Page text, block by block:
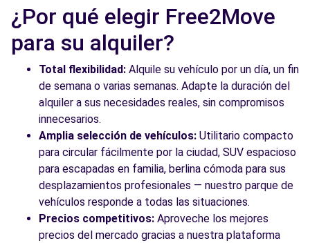
Free2Move Rent - AUTOMARES - Sevilla
(O)
9.2
Calle Jardín de la Isla
Sevilla, AN, 41014
Ver agencia
Ver todas las agencias
¿Por qué elegir Free2Move
para su alquiler?
Total flexibilidad: Alquile su vehículo por un día, un fin
de semana o varias semanas. Adapte la duración del
alquiler a sus necesidades reales, sin compromisos
innecesarios.
Amplia selección de vehículos: Utilitario compacto
para circular fácilmente por la ciudad, SUV espacioso
para escapadas en familia, berlina cómoda para sus
desplazamientos profesionales — nuestro parque de
vehículos responde a todas las situaciones.
Precios competitivos: Aproveche los mejores
precios del mercado gracias a nuestra plataforma